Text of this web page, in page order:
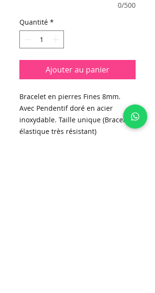
0/500
Quantité *
Ajouter au panier
Bracelet en pierres Fines 8mm.
Avec Pendentif doré en acier
inoxydable. Taille unique (Bracelet
élastique très résistant)